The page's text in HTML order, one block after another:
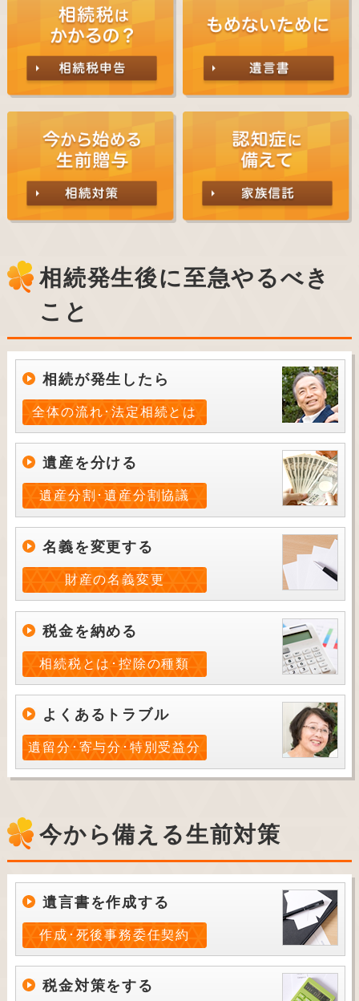
相続発生後に至急やるべき
こと
相続が発生したら
全体の流れ･法定相続とは
遺産を分ける
遺産分割･遺産分割協議
名義を変更する
財産の名義変更
税金を納める
相続税とは･控除の種類
よくあるトラブル
遺留分･寄与分･特別受益分
今から備える生前対策
遺言書を作成する
作成･死後事務委任契約
税金対策をする